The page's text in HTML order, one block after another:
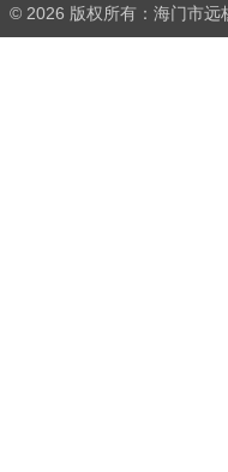
© 2026 版权所有：海门市